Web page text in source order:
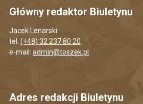
Główny redaktor Biuletynu
Jacek Lenarski
tel. (+48) 32 237 80 20
e-mail: admin@toszek.pl
Adres redakcji Biuletynu